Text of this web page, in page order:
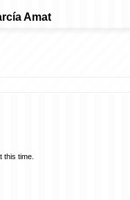
Amat
this time.